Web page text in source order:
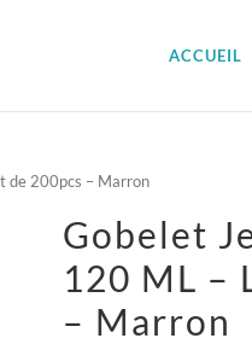
ACCUEIL
de 200pcs – Marron
Gobelet
120 ML –
– Marron